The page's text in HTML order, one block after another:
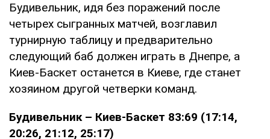
Будивельник, идя без поражений после
четырех сыгранных матчей, возглавил
турнирную таблицу и предварительно
следующий баб должен играть в Днепре, а
Киев-Баскет останется в Киеве, где станет
хозяином другой четверки команд.
Будивельник – Киев-Баскет 83:69 (17:14,
20:26, 21:12, 25:17)